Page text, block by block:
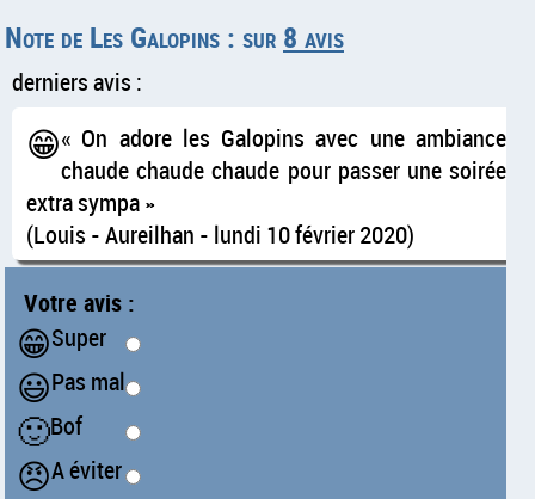
Note de Les Galopins : sur 8 avis
derniers avis :
😁
On adore les Galopins avec une ambiance
chaude chaude chaude pour passer une soirée
extra sympa
(Louis - Aureilhan - lundi 10 février 2020)
Votre avis :
😁Super
😃Pas mal
🙂Bof
😠A éviter